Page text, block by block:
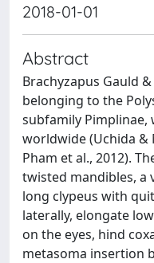
2018-01-01
Abstract
Brachyzapus Gauld
belonging to the
subfamily Pimplinae,
worldwide (Uchida &
Pham et al., 2012).
twisted mandibles, a
long clypeus with
laterally, elongate
on the eyes, hind
metasoma insertion